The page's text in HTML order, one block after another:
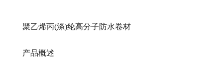
聚乙烯丙(涤)纶高分子防水卷材
产品概述